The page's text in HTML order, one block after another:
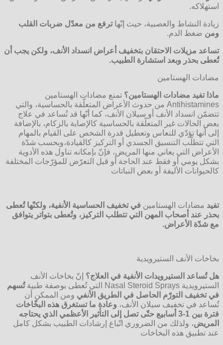
استهلاكه.
زيادة النشاط والعصبية، حيث إنّهاترفع من معدّل ضربات القلب
ومن ضغط الدم.
تساعد مزيلات الاحتقان بتخفيف أعراض انسداد الأنف، ولكن يجب أن
تُعطى بحذر وبعد استشارة الطبيب.
مضادات الهستامين
ماذا تفيد مضادات الهستامين؟ تمنع مضادات الهستامين
Antihistamines من حدوث الأعراض المتعلّقة بالحساسية، والتي
تتضمّن انسداد الأنف أو سيلان الأنف، كما أنّها قد تُساعد في علاج
بعض الحالات غير المتعلّقة بالحساسية كالإصابة بالزكام، بالإضافة
إلى أنها تؤدّي للنعاس وتعطيل قدرة الشخص على القيام بالمهام
التي تتطلّب التنسيق الجسدي أو التركيز كالقيادة،وبحسب شدّة
الأعراض التي يعاني منها المريض، فإنّ بإمكانه تناول هذه الأدوية
بشكل يومي أو فقط عند الحاجة أو قبل التعرّض للمؤرّجات المختلفة
كالحيوانات الأليفة أو بعض النباتات
تفيد مضادات الهستامين في تخفيف الحساسية الأنفية، ولكنّها تُعطى
بحذر عند أصحاب المهن التي تتطلب التركيز، وتُعطى بتواتر يتوافق
مع شدّة الأعراض.
بخاخات الأنف الستيرويدية
هل تُساعد الستيرويدات الأنفية في العلاج؟ إنّ بخاخات الأنف
الستيرويدية Nasal Steroid Sprays التي تُعطى بوصفة طبية
تُسهم
في تخفيف التورّم الحاصل في الطريق الأنفي ومن الممكن أن
تُساعد في تخفيف سيلان الأنف، وعادة ما تستغرق هذه البخّاخات
فترة بين 1-3 أسابيع حتّى تصل إلى التأثير الأعظمي الذي يحتاجه
المريض، ولذلك من الضروري اتّباع إرشادات الطبيب بشكل كامل
عند تطبيق هذه البخاخات